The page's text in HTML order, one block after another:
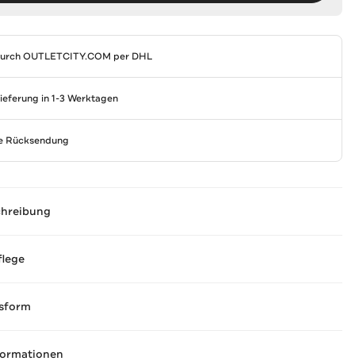
OUTLETCITY.COM per DHL
in 1-3 Werktagen
Rücksendung